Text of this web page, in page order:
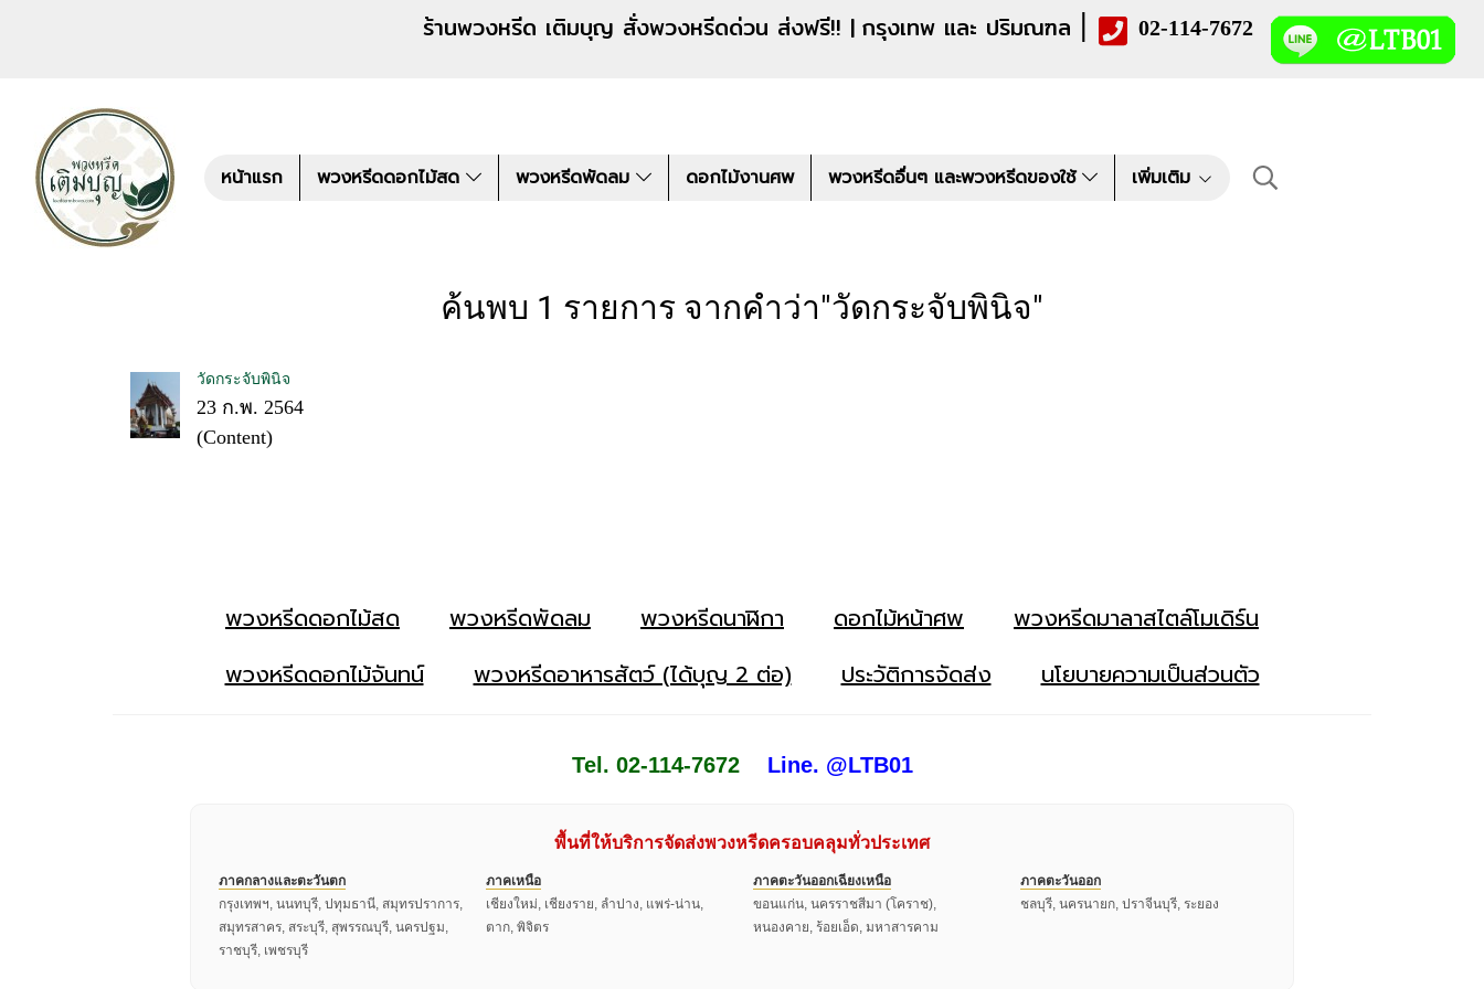
ร้านพวงหรีด เติมบุญ สั่งพวงหรีดด่วน ส่งฟรี!! | กรุงเทพ และ ปริมณฑล | 02-114-7672
หน้าแรก พวงหรีดดอกไม้สด พวงหรีดพัดลม ดอกไม้งานศพ พวงหรีดอื่นๆ และพวงหรีดของใช้ เพิ่มเติม
ค้นพบ 1 รายการ จากคำว่า"วัดกระจับพินิจ"
วัดกระจับพินิจ
23 ก.พ. 2564
(Content)
พวงหรีดดอกไม้สด พวงหรีดพัดลม พวงหรีดนาฬิกา ดอกไม้หน้าศพ
พวงหรีดมาลาสไตล์โมเดิร์น
พวงหรีดดอกไม้จันทน์
พวงหรีดอาหารสัตว์ (ได้บุญ 2 ต่อ) ประวัติการจัดส่ง นโยบายความเป็นส่วนตัว
Tel. 02-114-7672 Line. @LTB01
พื้นที่ให้บริการจัดส่งพวงหรีดครอบคลุมทั่วประเทศ
ภาคกลางและตะวันตก
กรุงเทพฯ, นนทบุรี, ปทุมธานี, สมุทรปราการ,
สมุทรสาคร, สระบุรี, สุพรรณบุรี, นครปฐม,
ราชบุรี, เพชรบุรี
ภาคเหนือ
เชียงใหม่, เชียงราย, ลำปาง, แพร่-น่าน,
ตาก, พิจิตร
ภาคตะวันออกเฉียงเหนือ
ขอนแก่น, นครราชสีมา (โคราช),
หนองคาย, ร้อยเอ็ด, มหาสารคาม
ภาคตะวันออก
ชลบุรี, นครนายก, ปราจีนบุรี, ระยอง